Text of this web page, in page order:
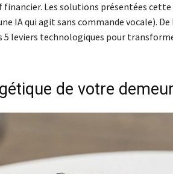
financier. Les solutions présentées
IA qui agit sans commande vocale).
5 leviers technologiques pour
de votre